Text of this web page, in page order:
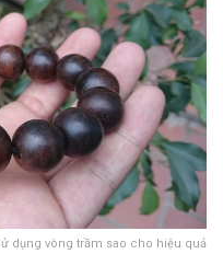
dụng vòng trầm sao cho hiệu quả